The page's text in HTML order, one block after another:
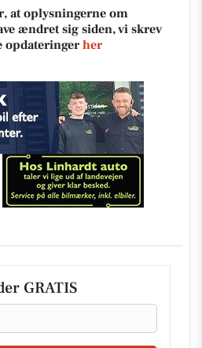
at oplysningerne om
ændret sig siden, vi skrev
opdateringer her
GRATIS